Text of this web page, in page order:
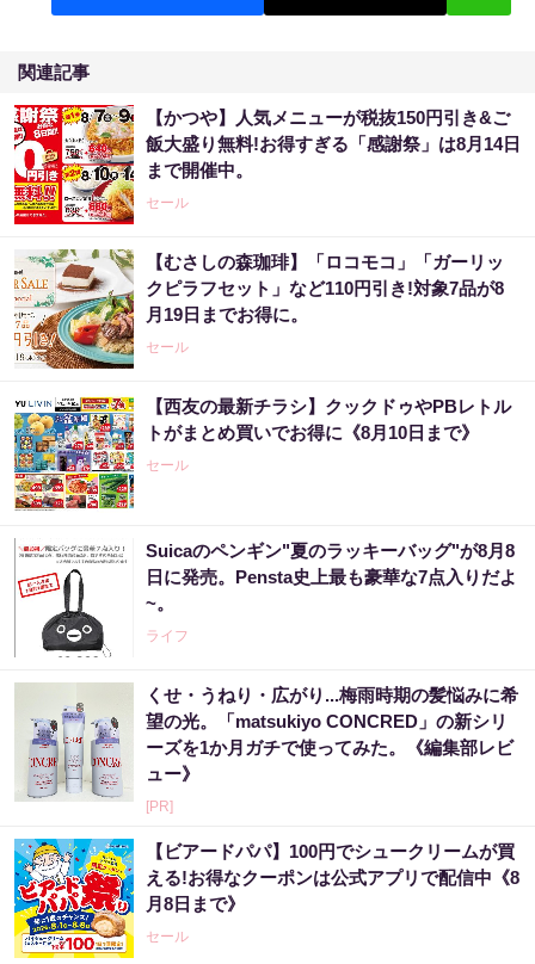
関連記事
【かつや】人気メニューが税抜150円引き&ご
飯大盛り無料!お得すぎる「感謝祭」は8月14日
まで開催中。
セール
【むさしの森珈琲】「ロコモコ」「ガーリッ
クピラフセット」など110円引き!対象7品が8
月19日までお得に。
セール
【西友の最新チラシ】クックドゥやPBレトル
トがまとめ買いでお得に《8月10日まで》
セール
Suicaのペンギン"夏のラッキーバッグ"が8月8
日に発売。Pensta史上最も豪華な7点入りだよ
~。
ライフ
くせ・うねり・広がり...梅雨時期の髪悩みに希
望の光。「matsukiyo CONCRED」の新シリ
ーズを1か月ガチで使ってみた。《編集部レビ
ュー》
[PR]
【ビアードパパ】100円でシュークリームが買
える!お得なクーポンは公式アプリで配信中《8
月8日まで》
セール